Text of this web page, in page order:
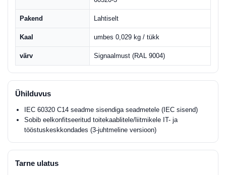
Pakend Lahtiselt
Kaal umbes 0,029 kg / tükk
värv Signaalmust (RAL 9004)
Ühilduvus
IEC 60320 C14 seadme sisendiga seadmetele (IEC sisend)
Sobib eelkonfitseeritud toitekaablitele/liitmikele IT- ja
tööstuskeskkondades (3-juhtmeline versioon)
Tarne ulatus